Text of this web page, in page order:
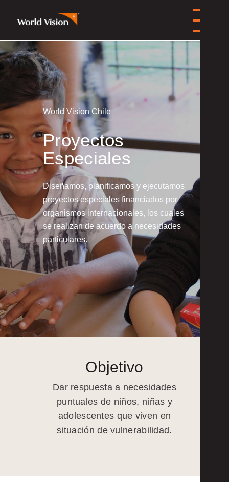
World Vision Chile
Proyectos
Especiales
Diseñamos, planificamos y ejecutamos
proyectos especiales financiados por
organismos internacionales, los cuales
se realizan de acuerdo a necesidades
particulares.
Objetivo
Dar respuesta a necesidades
puntuales de niños, niñas y
adolescentes que viven en
situación de vulnerabilidad.